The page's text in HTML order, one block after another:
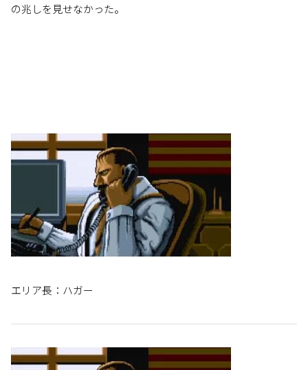
の兆しを見せなかった。
エリア長：ハガー